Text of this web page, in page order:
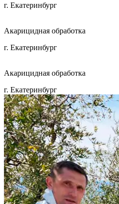
г. Екатеринбург
Акарицидная обработка
г. Екатеринбург
Акарицидная обработка
г. Екатеринбург